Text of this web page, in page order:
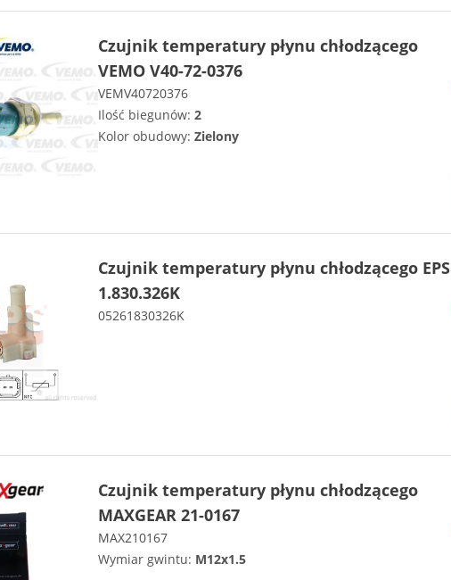
Czujnik temperatury płynu chłodzącego
VEMO V40-72-0376
VEMV40720376
Ilość biegunów: 2
Kolor obudowy: Zielony
Czujnik temperatury płynu chłodzącego EPS
1.830.326K
05261830326K
Czujnik temperatury płynu chłodzącego
MAXGEAR 21-0167
MAX210167
Wymiar gwintu: M12x1.5